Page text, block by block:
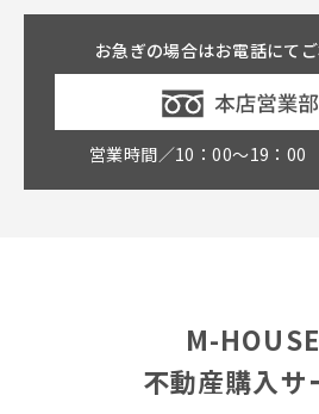
お急ぎの場合はお電話にて
営業時間／10：00〜19：00
M-
不動産購入サ